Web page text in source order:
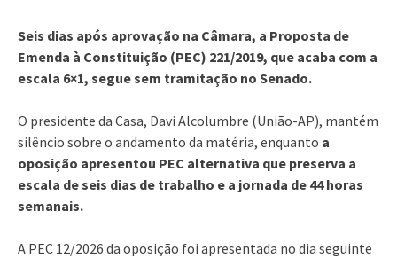
Seis dias após aprovação na Câmara, a Proposta de
Emenda à Constituição (PEC) 221/2019, que acaba com a
escala 6×1, segue sem tramitação no Senado.
O presidente da Casa, Davi Alcolumbre (União-AP), mantém
silêncio sobre o andamento da matéria, enquanto a
oposição apresentou PEC alternativa que preserva a
escala de seis dias de trabalho e a jornada de 44 horas
semanais.
A PEC 12/2026 da oposição foi apresentada no dia seguinte